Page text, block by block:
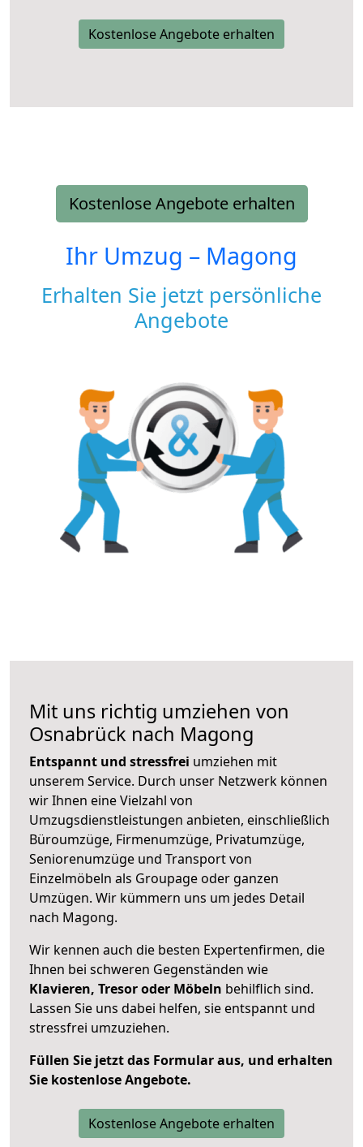
Kostenlose Angebote erhalten
Kostenlose Angebote erhalten
Ihr Umzug – Magong
Erhalten Sie jetzt persönliche
Angebote
Mit uns richtig umziehen von
Osnabrück nach Magong
Entspannt und stressfrei umziehen mit
unserem Service. Durch unser Netzwerk können
wir Ihnen eine Vielzahl von
Umzugsdienstleistungen anbieten, einschließlich
Büroumzüge, Firmenumzüge, Privatumzüge,
Seniorenumzüge und Transport von
Einzelmöbeln als Groupage oder ganzen
Umzügen. Wir kümmern uns um jedes Detail
nach Magong.
Wir kennen auch die besten Expertenfirmen, die
Ihnen bei schweren Gegenständen wie
Klavieren, Tresor oder Möbeln behilflich sind.
Lassen Sie uns dabei helfen, sie entspannt und
stressfrei umzuziehen.
Füllen Sie jetzt das Formular aus, und erhalten
Sie kostenlose Angebote.
Kostenlose Angebote erhalten